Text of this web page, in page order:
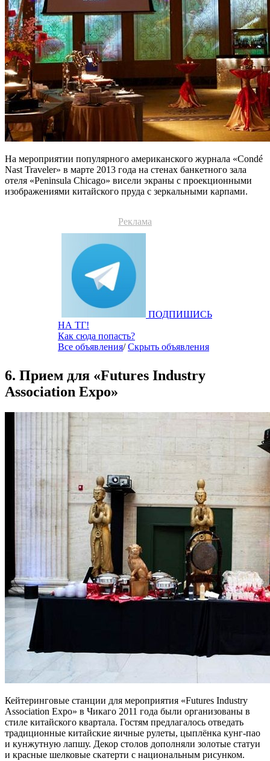
На мероприятии популярного американского журнала «Condé
Nast Traveler» в марте 2013 года на стенах банкетного зала
отеля «Peninsula Chicago» висели экраны с проекционными
изображениями китайского пруда с зеркальными карпами.
Реклама
ПОДПИШИСЬ
НА ТГ!
Как сюда попасть?
Все объявления/Скрыть объявления
6. Прием для «Futures Industry
Association Expo»
Кейтеринговые станции для мероприятия «Futures Industry
Association Expo» в Чикаго 2011 года были организованы в
стиле китайского квартала. Гостям предлагалось отведать
традиционные китайские яичные рулеты, цыплёнка кунг-пао
и кунжутную лапшу. Декор столов дополняли золотые статуи
и красные шелковые скатерти с национальным рисунком.